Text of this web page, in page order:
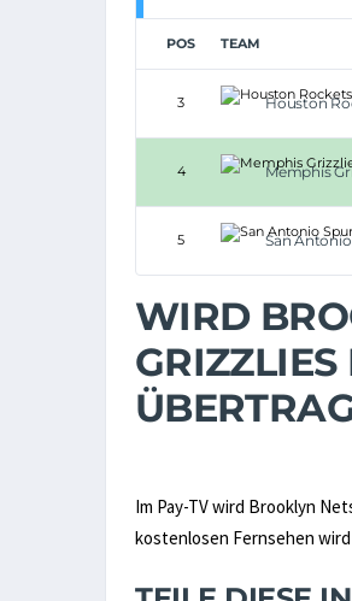
POS TEAM
3 Houston
4 Memphis
5 San
WIRD
Im Pay-TV wird Brooklyn
kostenlosen Fernsehen